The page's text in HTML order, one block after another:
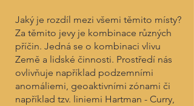
Jaký je rozdíl mezi všemi těmito místy?
Za těmito jevy je kombinace různých
příčin. Jedná se o kombinaci vlivu
Země a lidské činnosti. Prostředí nás
ovlivňuje například podzemními
anomáliemi, geoaktivními zónami či
například tzv. liniemi Hartman - Curry,